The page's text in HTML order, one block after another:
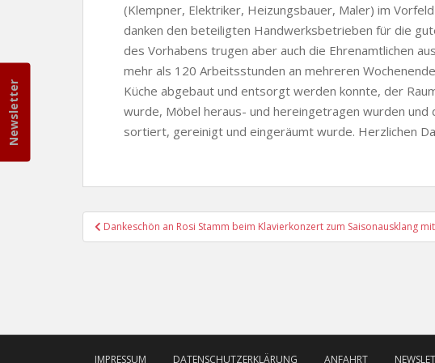
(Klempner, Elektriker, Heizungsbauer, Maler) im
danken den beteiligten Handwerksbetrieben für die
des Vorhabens trugen aber auch die Ehrenamtlichen
mehr als 120 Arbeitsstunden an mehreren
Küche abgebaut und entsorgt werden konnte, der
wurde, Möbel heraus- und hereingetragen wurden und
sortiert, gereinigt und eingeräumt wurde. Herzlichen
Beitragsnavigation
Dankeschön an Rosi Stamm beim Klavierkonzert zum Saisonausklang
Newsletter
IMPRESSUM DATENSCHUTZERKLÄRUNG ANFAHRT